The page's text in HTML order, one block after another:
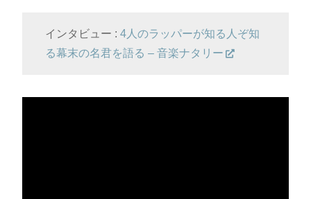
インタビュー : 4人のラッパーが知る人ぞ知
る幕末の名君を語る – 音楽ナタリー